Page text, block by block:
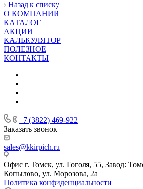
Назад к списку
О КОМПАНИИ
КАТАЛОГ
АКЦИИ
КАЛЬКУЛЯТОР
ПОЛЕЗНОЕ
КОНТАКТЫ
+7 (3822) 469-922
Заказать звонок
sales@kkirpich.ru
Офис г. Томск, ул. Гоголя, 55, Завод:
Копылово, ул. Морозова, 2а
Политика конфиденциальности